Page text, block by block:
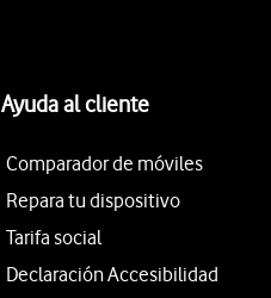
Ayuda al cliente
Comparador de móviles
Repara tu dispositivo
Tarifa social
Declaración Accesibilidad